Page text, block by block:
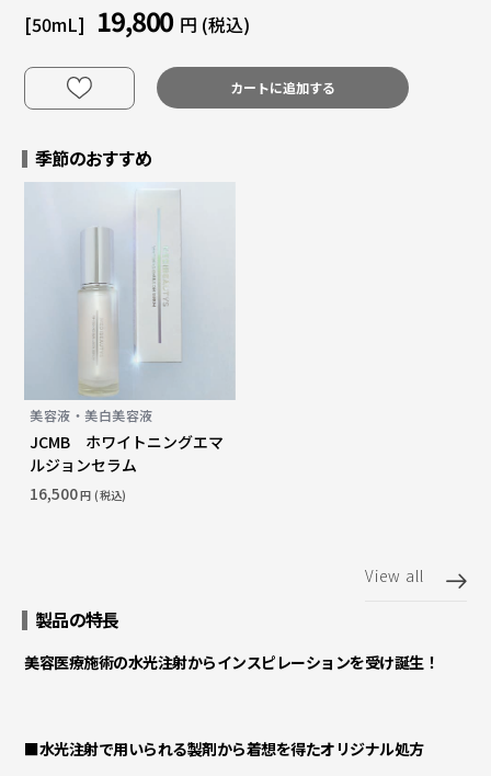
[50mL] 19,800 円 (税込)
カートに追加する
季節のおすすめ
美容液・美白美容液
JCMB ホワイトニングエマ
ルジョンセラム
16,500円 (税込)
View all
製品の特長
美容医療施術の水光注射からインスピレーションを受け誕生！
■水光注射で用いられる製剤から着想を得たオリジナル処方